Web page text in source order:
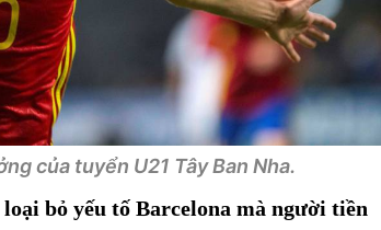
của tuyển U21 Tây Ban Nha.
bỏ yếu tố Barcelona mà người tiền